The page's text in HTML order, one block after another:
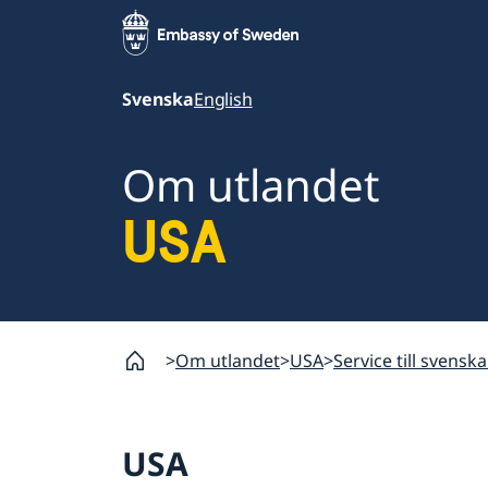
SvenskaEnglish
Om utlandet
USA
Om utlandet USA Service till
USA